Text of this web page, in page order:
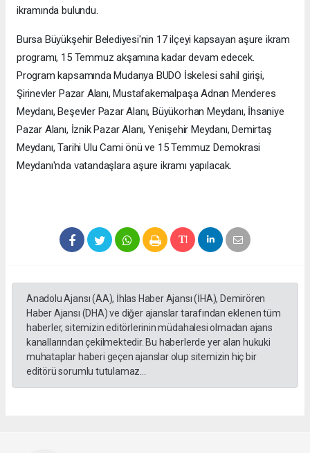
ikramında bulundu.
Bursa Büyükşehir Belediyesi'nin 17 ilçeyi kapsayan aşure ikram
programı, 15 Temmuz akşamına kadar devam edecek.
Program kapsamında Mudanya BUDO İskelesi sahil girişi,
Şirinevler Pazar Alanı, Mustafakemalpaşa Adnan Menderes
Meydanı, Beşevler Pazar Alanı, Büyükorhan Meydanı, İhsaniye
Pazar Alanı, İznik Pazar Alanı, Yenişehir Meydanı, Demirtaş
Meydanı, Tarihi Ulu Cami önü ve 15 Temmuz Demokrasi
Meydanı'nda vatandaşlara aşure ikramı yapılacak.
Anadolu Ajansı (AA), İhlas Haber Ajansı (İHA), Demirören
Haber Ajansı (DHA) ve diğer ajanslar tarafından eklenen tüm
haberler, sitemizin editörlerinin müdahalesi olmadan ajans
kanallarından çekilmektedir. Bu haberlerde yer alan hukuki
muhataplar haberi geçen ajanslar olup sitemizin hiç bir
editörü sorumlu tutulamaz...